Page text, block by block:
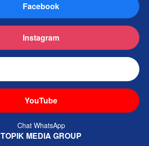
Facebook
Instagram
YouTube
Chat WhatsApp
TOPIK MEDIA GROUP